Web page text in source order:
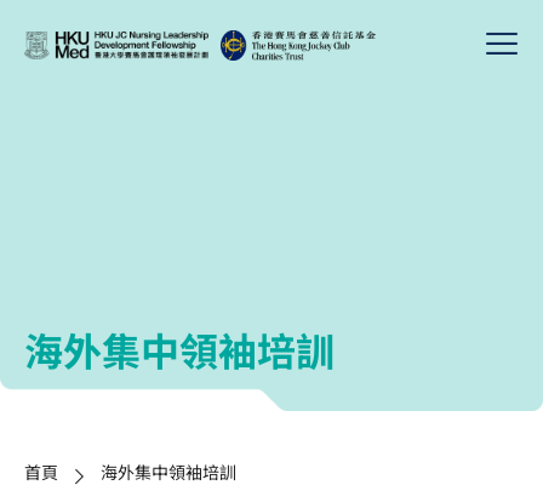
海外集中領袖培訓
首頁 海外集中領袖培訓